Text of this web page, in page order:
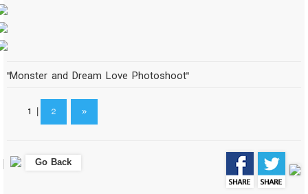
"Monster and Dream Love Photoshoot"
1 2 »
Go Back